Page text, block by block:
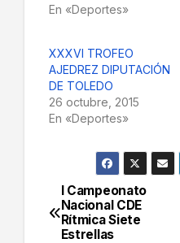
En «Deportes»
XXXVI TROFEO
AJEDREZ DIPUTACIÓN
DE TOLEDO
26 octubre, 2015
En «Deportes»
Navegación
de
I Campeonato
Nacional CDE
Rítmica Siete
Estrellas